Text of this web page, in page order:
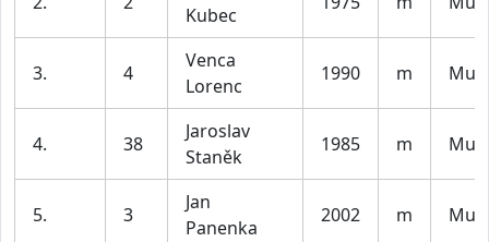
Kubec
3. 4
Venca
Lorenc
1990 m Muži
4. 38
Jaroslav
Staněk
1985 m Muži
5. 3
Jan
Panenka
2002 m Muži